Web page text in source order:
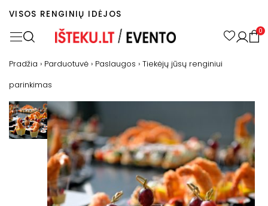
VISOS RENGINIŲ IDĖJOS
0
Pradžia › Parduotuvė › Paslaugos › Tiekėjų jūsų renginiui
parinkimas